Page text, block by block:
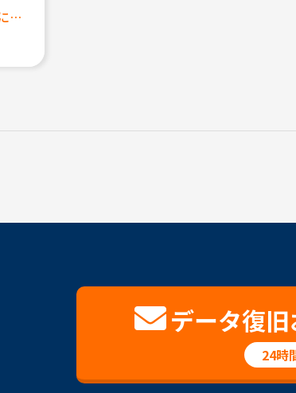
神戸三宮エリア｜夜間停電後にデ...
データ復
24時